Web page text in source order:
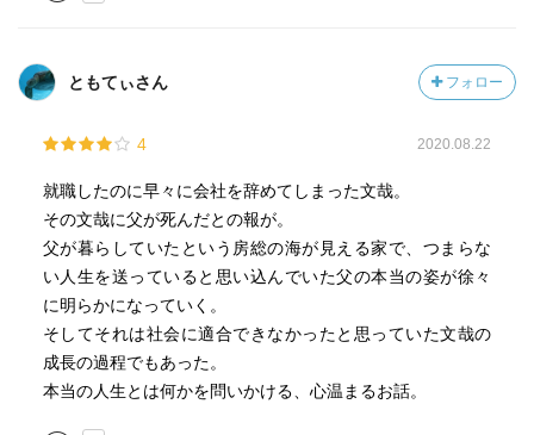
ともてぃさん フォロー
4 2020.08.22
就職したのに早々に会社を辞めてしまった文哉。
その文哉に父が死んだとの報が。
父が暮らしていたという房総の海が見える家で、つまらな
い人生を送っていると思い込んでいた父の本当の姿が徐々
に明らかになっていく。
そしてそれは社会に適合できなかったと思っていた文哉の
成長の過程でもあった。
本当の人生とは何かを問いかける、心温まるお話。